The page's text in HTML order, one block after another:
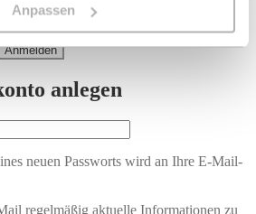
Anpassen
Anmelden
anlegen
neuen Passworts wird an Ihre E-Mail-
regelmäßig aktuelle Informationen zu